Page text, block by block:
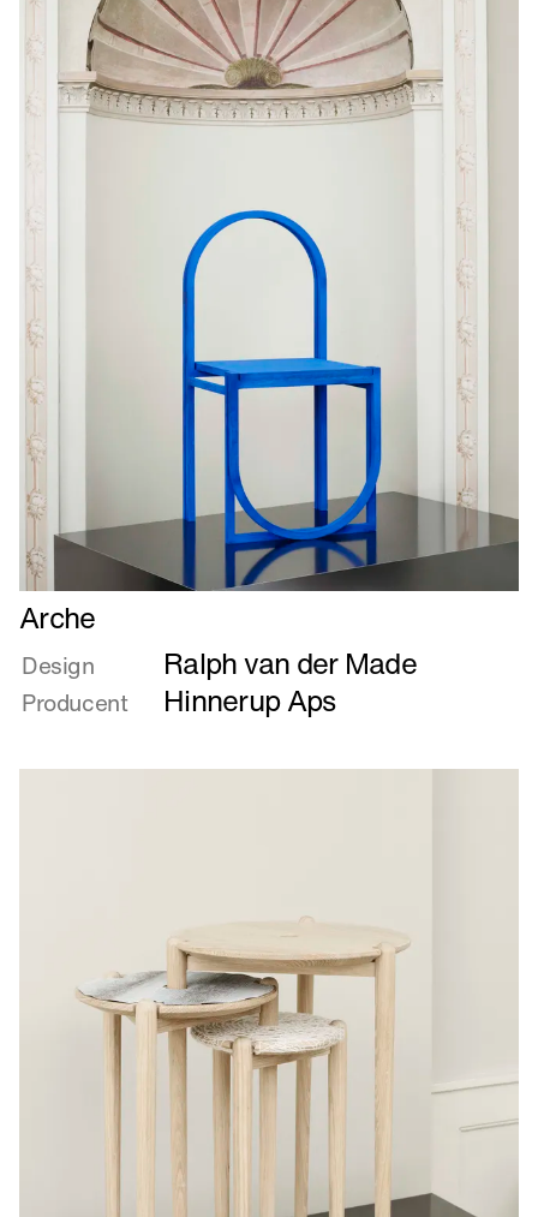
Læs
mere
om
Arche
Arche
Design Ralph van der Made
Producent Hinnerup Aps